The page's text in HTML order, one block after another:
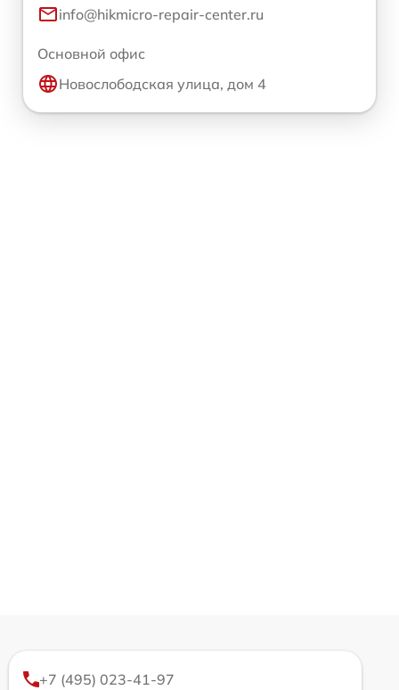
info@hikmicro-repair-center.ru
Основной офис
Новослободская улица, дом 4
+7 (495) 023-41-97